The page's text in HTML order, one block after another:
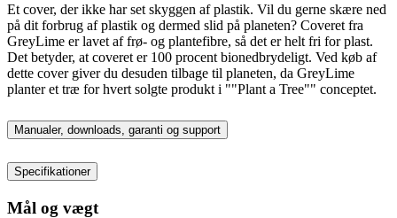
Et cover, der ikke har set skyggen af plastik. Vil du gerne skære ned
på dit forbrug af plastik og dermed slid på planeten? Coveret fra
GreyLime er lavet af frø- og plantefibre, så det er helt fri for plast.
Det betyder, at coveret er 100 procent bionedbrydeligt. Ved køb af
dette cover giver du desuden tilbage til planeten, da GreyLime
planter et træ for hvert solgte produkt i ""Plant a Tree"" conceptet.
Manualer, downloads, garanti og support
Specifikationer
Mål og vægt